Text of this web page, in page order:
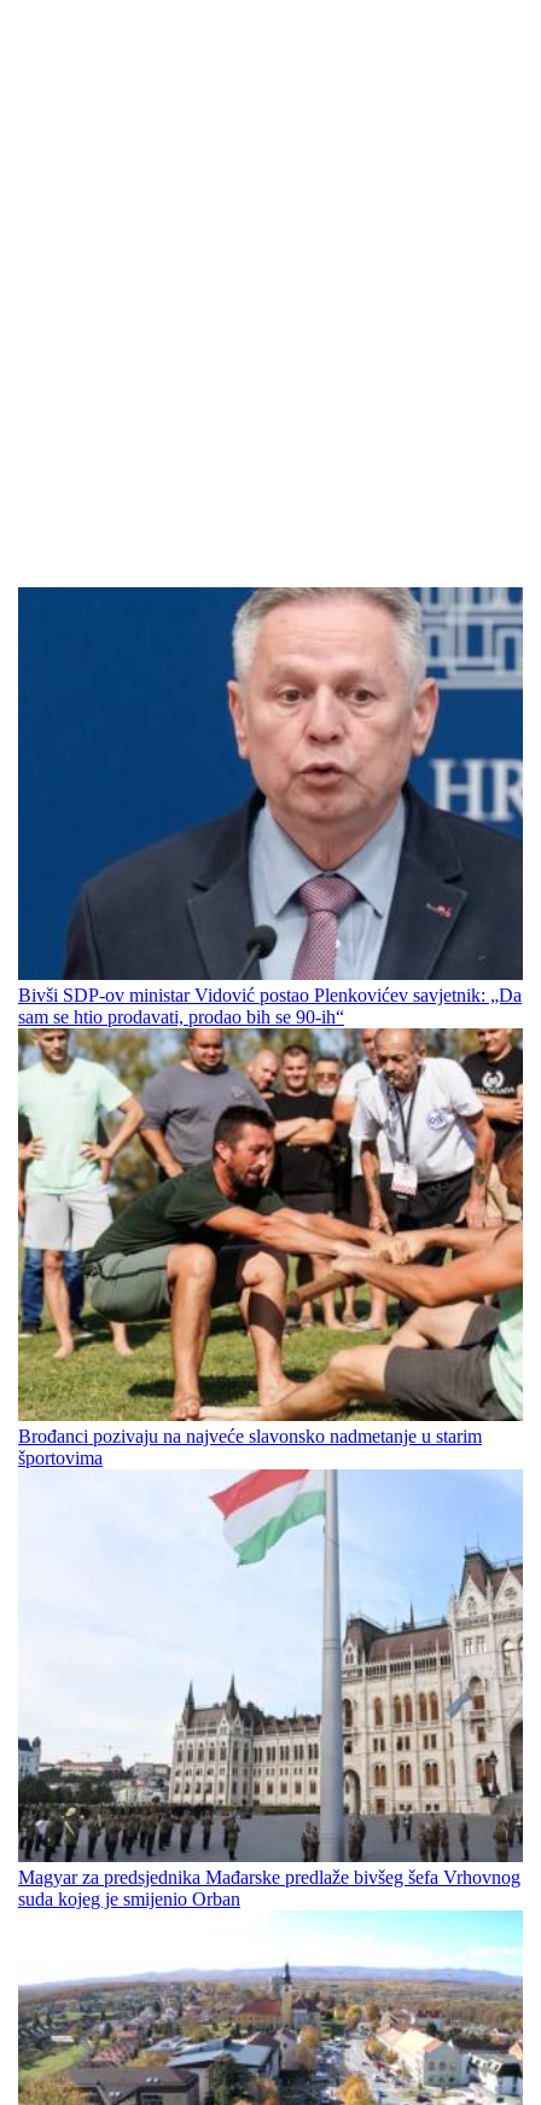
Bivši SDP-ov ministar Vidović postao Plenkovićev savjetnik: „Da
sam se htio prodavati, prodao bih se 90-ih“
Brođanci pozivaju na najveće slavonsko nadmetanje u starim
športovima
Magyar za predsjednika Mađarske predlaže bivšeg šefa Vrhovnog
suda kojeg je smijenio Orban